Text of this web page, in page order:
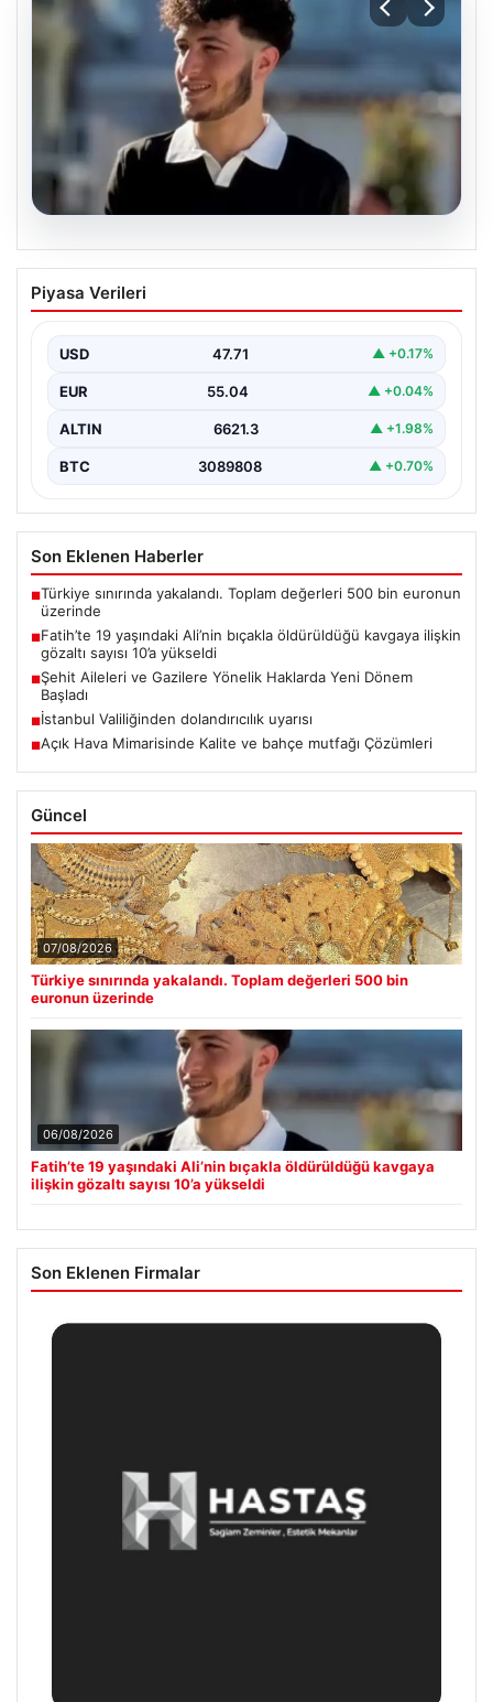
Fatih’te 19 yaşındaki Ali’nin bıçakla
öldürüldüğü kavgaya ilişkin gözaltı
Piyasa Verileri
USD 47.71 ▲ +0.17%
EUR 55.04 ▲ +0.04%
ALTIN 6621.3 ▲ +1.98%
BTC 3089808 ▲ +0.70%
Son Eklenen Haberler
■Türkiye sınırında yakalandı. Toplam değerleri 500 bin euronun
üzerinde
■Fatih’te 19 yaşındaki Ali’nin bıçakla öldürüldüğü kavgaya ilişkin
gözaltı sayısı 10’a yükseldi
■Şehit Aileleri ve Gazilere Yönelik Haklarda Yeni Dönem
Başladı
■İstanbul Valiliğinden dolandırıcılık uyarısı
■Açık Hava Mimarisinde Kalite ve bahçe mutfağı Çözümleri
Güncel
07/08/2026
Türkiye sınırında yakalandı. Toplam değerleri 500 bin
euronun üzerinde
06/08/2026
Fatih’te 19 yaşındaki Ali’nin bıçakla öldürüldüğü kavgaya
ilişkin gözaltı sayısı 10’a yükseldi
Son Eklenen Firmalar